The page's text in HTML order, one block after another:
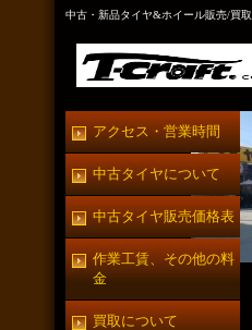
中古・新品タイヤ&ホイール販売/買取
アクセス・営業時間
中古タイヤについて
中古タイヤ販売価格表
作業工賃、その他の料
金
買取について